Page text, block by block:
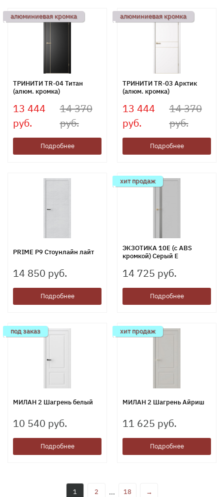
алюминиевая кромка
ТРИНИТИ TR-04 Титан
(алюм. кромка)
13 444
руб.
14 370
руб.
Подробнее
алюминиевая кромка
ТРИНИТИ TR-03 Арктик
(алюм. кромка)
13 444
руб.
14 370
руб.
Подробнее
PRIME Р9 Стоунлайн лайт
14 850 руб.
Подробнее
хит продаж
ЭКЗОТИКА 10Е (с ABS
кромкой) Серый Е
14 725 руб.
Подробнее
под заказ
МИЛАН 2 Шагрень белый
10 540 руб.
Подробнее
хит продаж
МИЛАН 2 Шагрень Айриш
11 625 руб.
Подробнее
1 2 ... 18 →